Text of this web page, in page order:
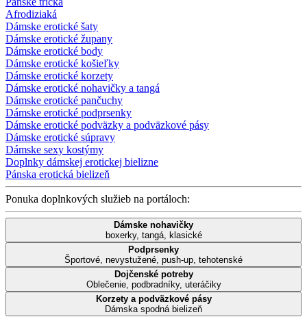
Afrodiziaká
Dámske erotické šaty
Dámske erotické župany
Dámske erotické body
Dámske erotické košieľky
Dámske erotické korzety
Dámske erotické nohavičky a tangá
Dámske erotické pančuchy
Dámske erotické podprsenky
Dámske erotické podväzky a podväzkové pásy
Dámske erotické súpravy
Dámske sexy kostýmy
Doplnky dámskej erotickej bielizne
Pánska erotická bielizeň
Ponuka doplnkových služieb na portáloch:
Dámske nohavičky
boxerky, tangá, klasické
Podprsenky
Športové, nevystužené, push-up, tehotenské
Dojčenské potreby
Oblečenie, podbradníky, uteráčiky
Korzety a podväzkové pásy
Dámska spodná bielizeň